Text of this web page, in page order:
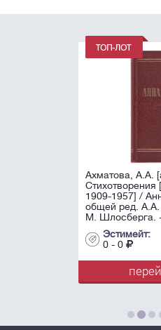
Ахматова, А.А.
Стихотворения
1909-1957] / Анна
общей ред. А.А.
М. Шлосберга. -
Эстимейт:
0 - 0